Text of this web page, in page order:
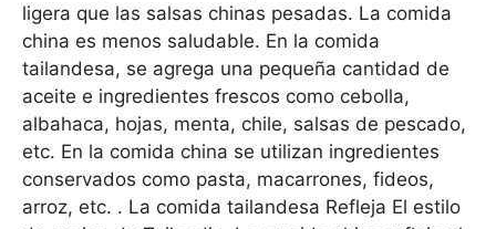
ligera que las salsas chinas pesadas. La comida
china es menos saludable. En la comida
tailandesa, se agrega una pequeña cantidad de
aceite e ingredientes frescos como cebolla,
albahaca, hojas, menta, chile, salsas de pescado,
etc. En la comida china se utilizan ingredientes
conservados como pasta, macarrones, fideos,
arroz, etc. . La comida tailandesa Refleja El estilo